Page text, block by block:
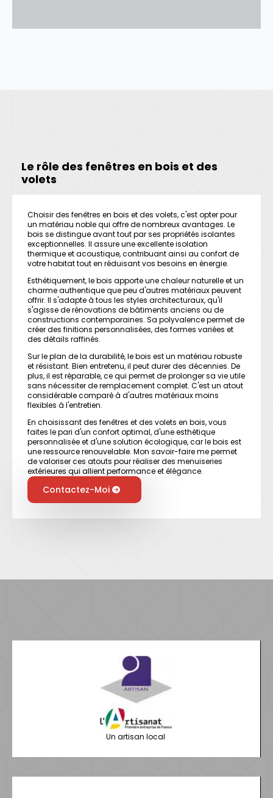
Le rôle des fenêtres en bois et des
volets
Choisir des fenêtres en bois et des volets, c'est opter pour
un matériau noble qui offre de nombreux avantages. Le
bois se distingue avant tout par ses propriétés isolantes
exceptionnelles. Il assure une excellente isolation
thermique et acoustique, contribuant ainsi au confort de
votre habitat tout en réduisant vos besoins en énergie.
Esthétiquement, le bois apporte une chaleur naturelle et un
charme authentique que peu d'autres matériaux peuvent
offrir. Il s'adapte à tous les styles architecturaux, qu'il
s'agisse de rénovations de bâtiments anciens ou de
constructions contemporaines. Sa polyvalence permet de
créer des finitions personnalisées, des formes variées et
des détails raffinés.
Sur le plan de la durabilité, le bois est un matériau robuste
et résistant. Bien entretenu, il peut durer des décennies. De
plus, il est réparable, ce qui permet de prolonger sa vie utile
sans nécessiter de remplacement complet. C'est un atout
considérable comparé à d'autres matériaux moins
flexibles à l'entretien.
En choisissant des fenêtres et des volets en bois, vous
faites le pari d'un confort optimal, d'une esthétique
personnalisée et d'une solution écologique, car le bois est
une ressource renouvelable. Mon savoir-faire me permet
de valoriser ces atouts pour réaliser des menuiseries
extérieures qui allient performance et élégance.
Contactez-Moi
Un artisan local